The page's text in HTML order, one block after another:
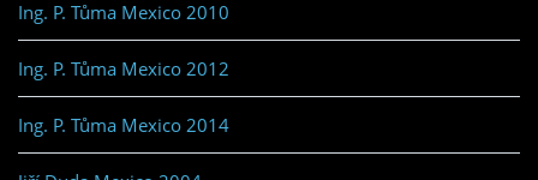
Ing. P. Tůma Mexico 2010
Ing. P. Tůma Mexico 2012
Ing. P. Tůma Mexico 2014